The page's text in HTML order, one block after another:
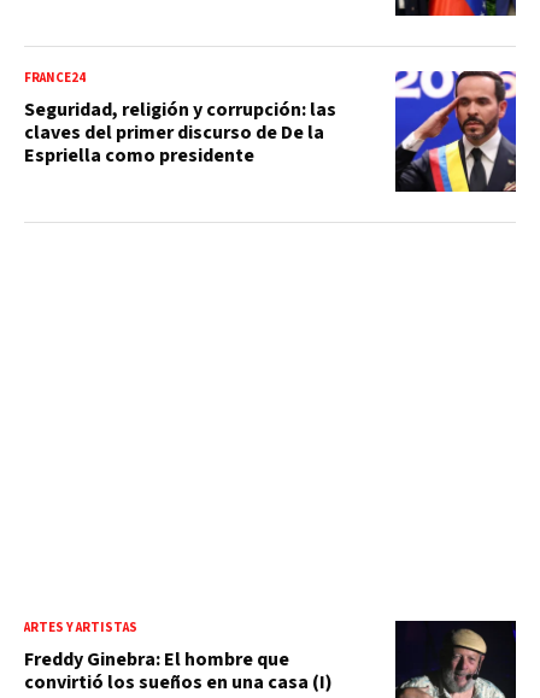
FRANCE24
Seguridad, religión y corrupción: las
claves del primer discurso de De la
Espriella como presidente
ARTES Y ARTISTAS
Freddy Ginebra: El hombre que
convirtió los sueños en una casa (I)